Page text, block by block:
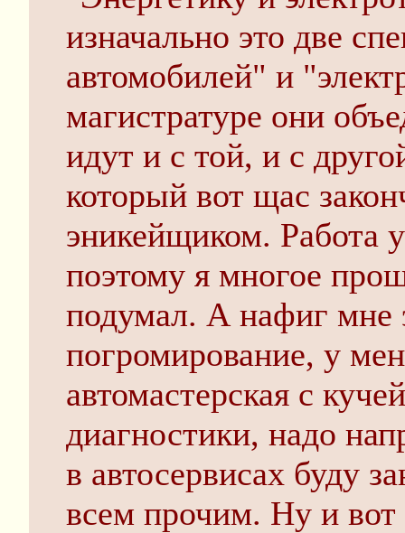
изначально это две
автомобилей" и
магистратуре они
идут и с той, и с
который вот щас
эникейщиком. Работа
поэтому я многое
подумал. А нафиг мне
погромирование, у
автомастерская с
диагностики, надо
в автосервисах буду
всем прочим. Ну и вот